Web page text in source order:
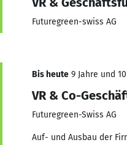
Futuregreen-swiss AG
Bis heute 9 Jahre und
VR & Co-
Futuregreen-Swiss AG
Auf- und Ausbau der